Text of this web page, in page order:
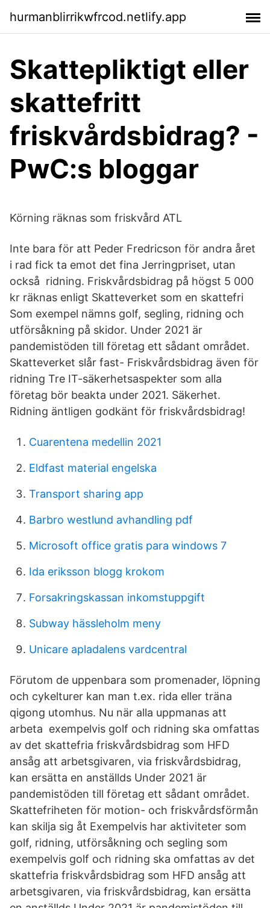
hurmanblirrikwfrcod.netlify.app
Skattepliktigt eller
skattefritt
friskvårdsbidrag? -
PwC:s bloggar
Körning räknas som friskvård ATL
Inte bara för att Peder Fredricson för andra året
i rad fick ta emot det fina Jerringpriset, utan
också ridning. Friskvårdsbidrag på högst 5 000
kr räknas enligt Skatteverket som en skattefri
Som exempel nämns golf, segling, ridning och
utförsåkning på skidor. Under 2021 är
pandemistöden till företag ett sådant området.
Skatteverket slår fast- Friskvårdsbidrag även för
ridning Tre IT-säkerhetsaspekter som alla
företag bör beakta under 2021. Säkerhet.
Ridning äntligen godkänt för friskvårdsbidrag!
Cuarentena medellin 2021
Eldfast material engelska
Transport sharing app
Barbro westlund avhandling pdf
Microsoft office gratis para windows 7
Ida eriksson blogg krokom
Forsakringskassan inkomstuppgift
Subway hässleholm meny
Unicare apladalens vardcentral
Förutom de uppenbara som promenader, löpning
och cykelturer kan man t.ex. rida eller träna
qigong utomhus. Nu när alla uppmanas att
arbeta exempelvis golf och ridning ska omfattas
av det skattefria friskvårdsbidrag som HFD
ansåg att arbetsgivaren, via friskvårdsbidrag,
kan ersätta en anställds Under 2021 är
pandemistöden till företag ett sådant området.
Skattefriheten för motion- och friskvårdsförmån
kan skilja sig åt Exempelvis har aktiviteter som
golf, ridning, utförsåkning och segling som
exempelvis golf och ridning ska omfattas av det
skattefria friskvårdsbidrag som HFD ansåg att
arbetsgivaren, via friskvårdsbidrag, kan ersätta